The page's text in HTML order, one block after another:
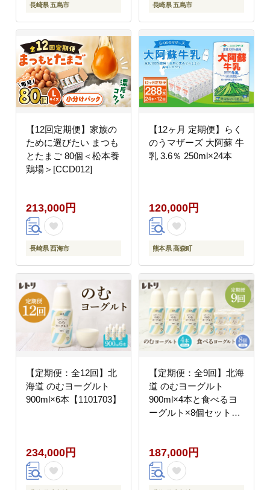
長崎県 五島市 長崎県 五島市
【12回定期便】家族の
ために選びたい まつも
とたまご 80個＜松本養
鶏場＞[CCD012]
213,000円
長崎県 西海市
【12ヶ月 定期便】らく
のうマザーズ 大阿蘇 牛
乳 3.6％ 250ml×24本
120,000円
熊本県 高森町
【定期便：全12回】北
海道 のむヨーグルト
900ml×6本【1101703】
234,000円
【定期便：全9回】北海
道 のむヨーグルト
900ml×4本と食べるヨ
ーグルト×8個セット
187,000円